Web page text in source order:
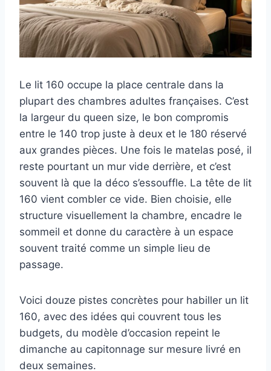
Le lit 160 occupe la place centrale dans la
plupart des chambres adultes françaises. C’est
la largeur du queen size, le bon compromis
entre le 140 trop juste à deux et le 180 réservé
aux grandes pièces. Une fois le matelas posé, il
reste pourtant un mur vide derrière, et c’est
souvent là que la déco s’essouffle. La tête de lit
160 vient combler ce vide. Bien choisie, elle
structure visuellement la chambre, encadre le
sommeil et donne du caractère à un espace
souvent traité comme un simple lieu de
passage.
Voici douze pistes concrètes pour habiller un lit
160, avec des idées qui couvrent tous les
budgets, du modèle d’occasion repeint le
dimanche au capitonnage sur mesure livré en
deux semaines.